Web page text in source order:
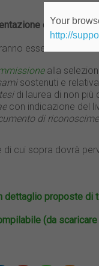
delle
essere inviate
alla
sostenuti e
di laurea di non più
con indicazione del
di
cui sopra dovrà
dettaglio proposte di
(da
Your
http://